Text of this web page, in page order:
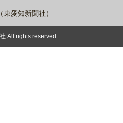
東愛知新聞社）
All rights reserved.